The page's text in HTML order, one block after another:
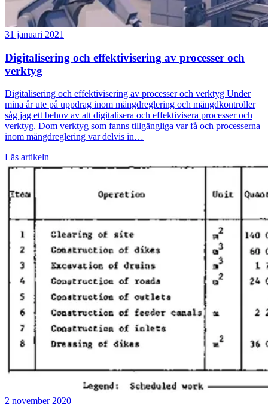
31 januari 2021
Digitalisering och effektivisering av processer och
verktyg
Digitalisering och effektivisering av processer och verktyg Under
mina år ute på uppdrag inom mängdreglering och mängdkontroller
såg jag ett behov av att digitalisera och effektivisera processer och
verktyg. Dom verktyg som fanns tillgängliga var få och processerna
inom mängdreglering var delvis in…
Läs artikeln
2 november 2020